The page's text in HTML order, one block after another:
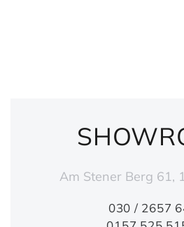
Am Stener Berg 61,
030 / 2657